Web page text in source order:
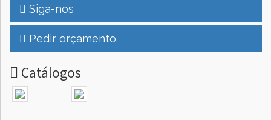
Siga-nos
Pedir orçamento
Catálogos